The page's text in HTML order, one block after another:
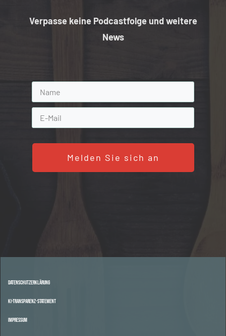
Verpasse keine Podcastfolge und weitere
News
Melden Sie sich an
Datenschutzerklärung
KI-Transparenz-Statement
Impressum